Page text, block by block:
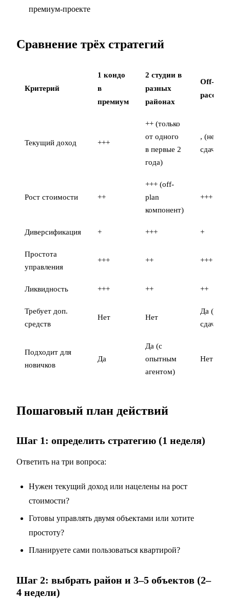
премиум-проекте
Сравнение трёх стратегий
Критерий
1 кондо
в
премиум
2 студии в
разных
районах
Off-plan
Текущий доход +++
++ (только
от одного
в первые 2
года)
, (нет до
сдачи)
Рост стоимости ++
+++ (off-
plan
компонент)
+++
Диверсификация + +++ +
Простота
управления
+++ ++ +++
Ликвидность +++ ++ ++
Требует доп.
средств
Нет Нет
Да (40%
сдаче)
Подходит для
новичков
Да
Да (с
опытным
агентом)
Нет
Пошаговый план действий
Шаг 1: определить стратегию (1 неделя)
Ответить на три вопроса:
Нужен текущий доход или нацелены на рост
стоимости?
Готовы управлять двумя объектами или хотите
простоту?
Планируете сами пользоваться квартирой?
Шаг 2: выбрать район и 3–5 объектов (2–
4 недели)